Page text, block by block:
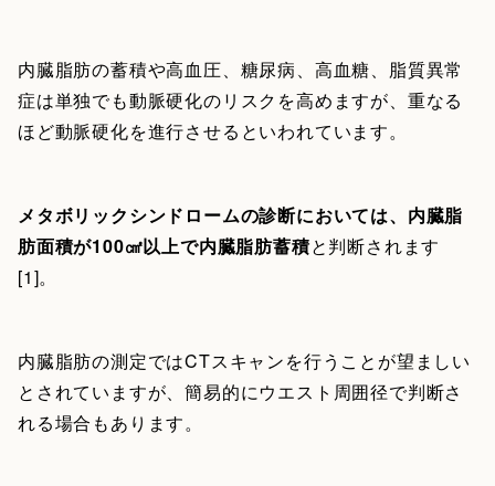
内臓脂肪の蓄積や高血圧、糖尿病、高血糖、脂質異常
症は単独でも動脈硬化のリスクを高めますが、重なる
ほど動脈硬化を進行させるといわれています。
メタボリックシンドロームの診断においては、内臓脂
肪面積が100㎠以上で内臓脂肪蓄積と判断されます
[1]。
内臓脂肪の測定ではCTスキャンを行うことが望ましい
とされていますが、簡易的にウエスト周囲径で判断さ
れる場合もあります。